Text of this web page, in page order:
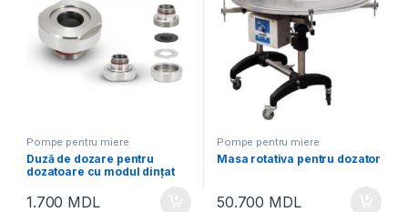
Pompe pentru miere
Duză de dozare pentru
dozatoare cu modul dințat
1.700 MDL
Pompe pentru miere
Masa rotativa pentru dozator
50.700 MDL